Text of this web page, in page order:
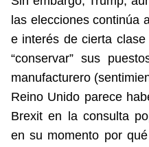
las elecciones continúa
e interés de cierta
“conservar” sus
manufacturero
Reino Unido parece
Brexit en la consulta
en su momento por